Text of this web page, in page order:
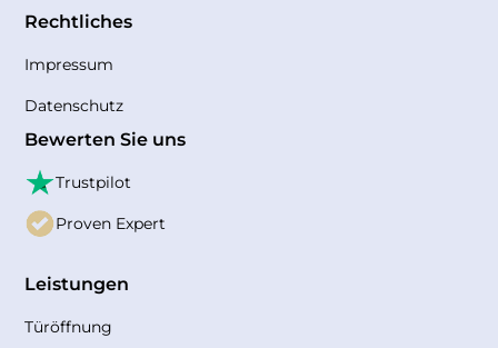
Rechtliches
Impressum
Datenschutz
Bewerten Sie uns
Trustpilot
Proven Expert
Leistungen
Türöffnung